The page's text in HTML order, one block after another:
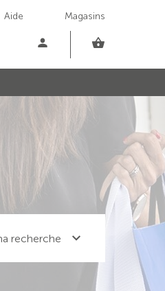
Aide Magasins
recherche